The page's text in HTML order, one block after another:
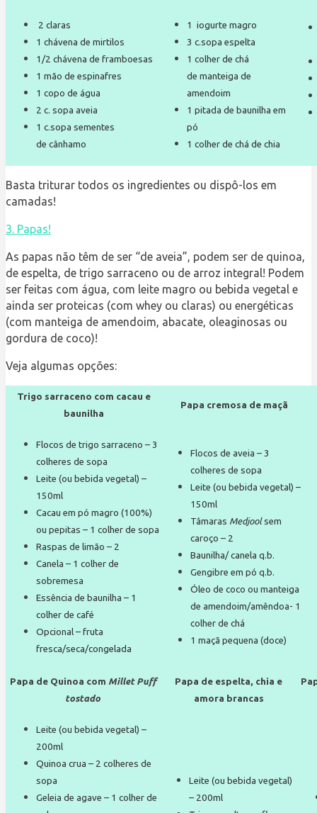
2 claras
1 chávena de mirtilos
1/2 chávena de framboesas
1 mão de espinafres
1 copo de água
2 c. sopa aveia
1 c.sopa sementes
de cânhamo
1 iogurte magro
3 c.sopa espelta
1 colher de chá
de manteiga de
amendoim
1 pitada de baunilha em
pó
1 colher de chá de chia
Basta triturar todos os ingredientes ou dispô-los em
camadas!
3. Papas!
As papas não têm de ser “de aveia”, podem ser de quinoa,
de espelta, de trigo sarraceno ou de arroz integral! Podem
ser feitas com água, com leite magro ou bebida vegetal e
ainda ser proteicas (com whey ou claras) ou energéticas
(com manteiga de amendoim, abacate, oleaginosas ou
gordura de coco)!
Veja algumas opções:
Trigo sarraceno com cacau e
baunilha
Papa cremosa de maçã
Flocos de trigo sarraceno – 3
colheres de sopa
Leite (ou bebida vegetal) –
150ml
Cacau em pó magro (100%)
ou pepitas – 1 colher de sopa
Raspas de limão – 2
Canela – 1 colher de
sobremesa
Essência de baunilha – 1
colher de café
Opcional – fruta
fresca/seca/congelada
Flocos de aveia – 3
colheres de sopa
Leite (ou bebida vegetal) –
150ml
Tâmaras Medjoolsem
caroço – 2
Baunilha/ canela q.b.
Gengibre em pó q.b.
Óleo de coco ou manteiga
de amendoim/amêndoa- 1
colher de chá
1 maçã pequena (doce)
Papa de Quinoa com Millet Puff
tostado
Papa de espelta, chia e
amora brancas
Leite (ou bebida vegetal) –
200ml
Quinoa crua – 2 colheres de
sopa
Geleia de agave – 1 colher de
Leite (ou bebida vegetal)
– 200ml